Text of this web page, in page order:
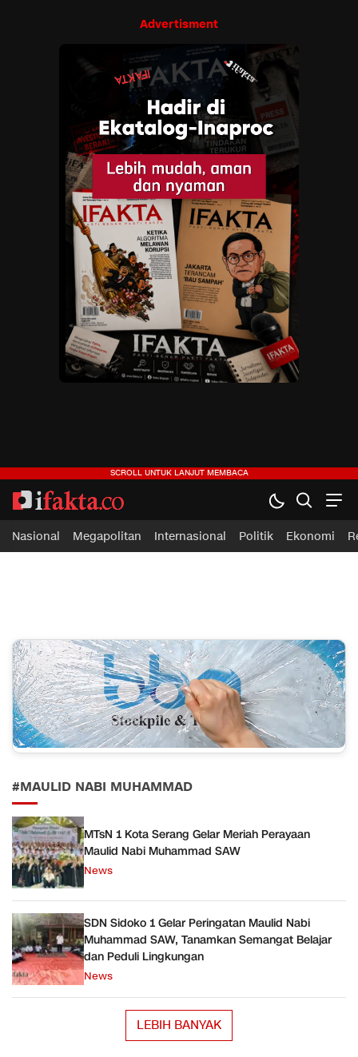
Advertisment
ifakta.co
#pastibenar
Nasional Megapolitan Internasional Politik Ekonomi
#MAULID NABI MUHAMMAD
MTsN 1 Kota Serang Gelar Meriah Perayaan
Maulid Nabi Muhammad SAW
News
SDN Sidoko 1 Gelar Peringatan Maulid Nabi
Muhammad SAW, Tanamkan Semangat Belajar
dan Peduli Lingkungan
News
LEBIH BANYAK